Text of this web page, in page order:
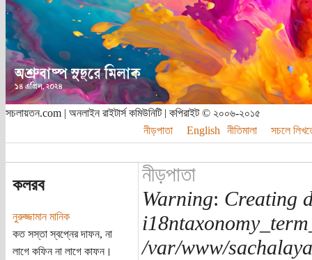
সচলায়তন.com | অনলাইন রাইটার্স কমিউনিটি | কপিরাইট © ২০০৬-২০১৫
নীড়পাতা
English নীতিমালা সচলে
কলরব
নুরুজ্জামান মানিক
কত সস্তা স্বপ্নের দাফন, না
লাগে কফিন না লাগে কাফন।
নীড়পাতা
Warning: Creating
/var/www/